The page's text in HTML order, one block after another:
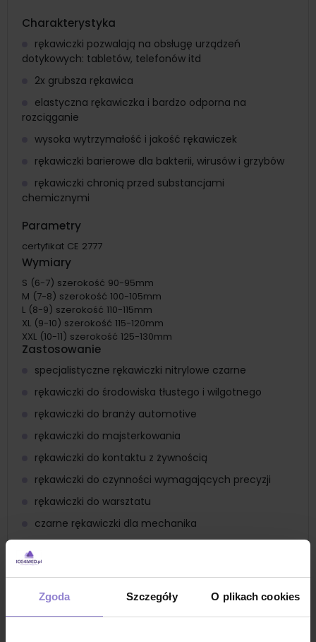
Zgoda Szczegóły O plikach cookies
Charakterystyka
rękawiczki pozwalają na obsługę urządzeń
dotykowych: tabletów, telefonów itd
2x grubsza rękawica
elastyczna rękawiczka i bardzo odporna na
rozciąganie
wysoka wytrzymałość i jakość rękawiczek
rękawiczki barierowe dla bakterii, wirusów i grzybów
rękawiczki chronią przed substancjami
chemicznymi
Parametry
certyfikat CE 2777
Wymiary
S (6-7) szerokość 90-95mm
M (7-8) szerokość 100-105mm
L (8-9) szerokość 110-115mm
XL (9-10) szerokość 115-120mm
XXL (10-11) szerokość 125-130mm
Zastosowanie
specjalistyczne rękawiczki nitrylowe czarne
rękawiczki do środowiska tłustego i wilgotnego
rękawiczki do branży automotive
rękawiczki do majsterkowania
rękawiczki do kontaktu z żywnością
rękawiczki do czynności wymagających precyzji
rękawiczki do warsztatu
czarne rękawiczki dla mechanika
rękawiczki dla hydraulika
rękawiczki dla konserwatorów